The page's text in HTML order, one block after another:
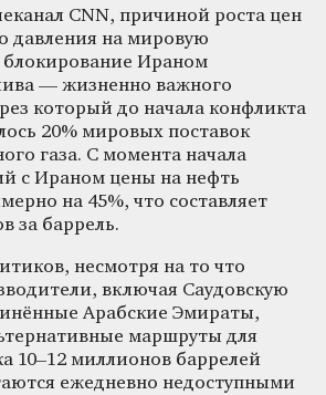
CNN, причиной роста цен
давления на мировую
блокирование Ираном
— жизненно важного
который до начала конфликта
20% мировых поставок
газа. С момента начала
с Ираном цены на нефть
на 45%, что составляет
за баррель.
несмотря на то что
включая Саудовскую
Арабские Эмираты,
маршруты для
10–12 миллионов баррелей
ежедневно недоступными